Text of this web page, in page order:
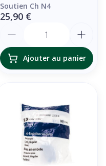
Soutien Ch N4
25,90 €
Ajouter au panier